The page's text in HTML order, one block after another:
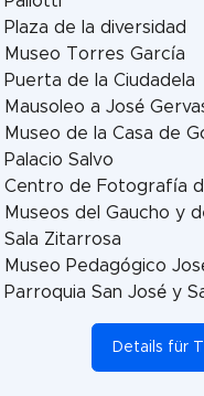
Plaza de la diversidad
Museo Torres García
Puerta de la Ciudadela
Mausoleo a José
Museo de la Casa de
Palacio Salvo
Centro de Fotografía
Museos del Gaucho y
Sala Zitarrosa
Museo Pedagógico
Parroquia San José y
Details für